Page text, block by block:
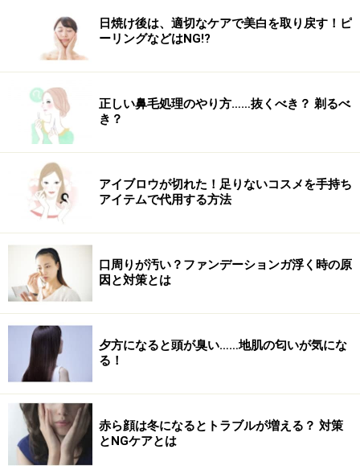
※ダイエットは個人の体質、また、誤った方法による実践に起因
して体調不良を引き起こす場合があります。実践の際には、必ず
自身の体質及び健康状態を十分に考慮したうえで、正しい方法で
おこなってください。また、全ての方への有効性を保証するもの
ではありません。
【編集部おすすめの購入サイト】
Amazonでダイエット関連の書籍をチェック！
楽天市場で人気のダイエット用品をチェック！
日焼け後は、適切なケアで美白を取り戻す！ピ
ーリングなどはNG!?
正しい鼻毛処理のやり方……抜くべき？ 剃るべ
き？
アイブロウが切れた！足りないコスメを手持ち
アイテムで代用する方法
口周りが汚い？ファンデーションガ浮く時の原
因と対策とは
夕方になると頭が臭い……地肌の匂いが気にな
る！
赤ら顔は冬になるとトラブルが増える？ 対策
とNGケアとは